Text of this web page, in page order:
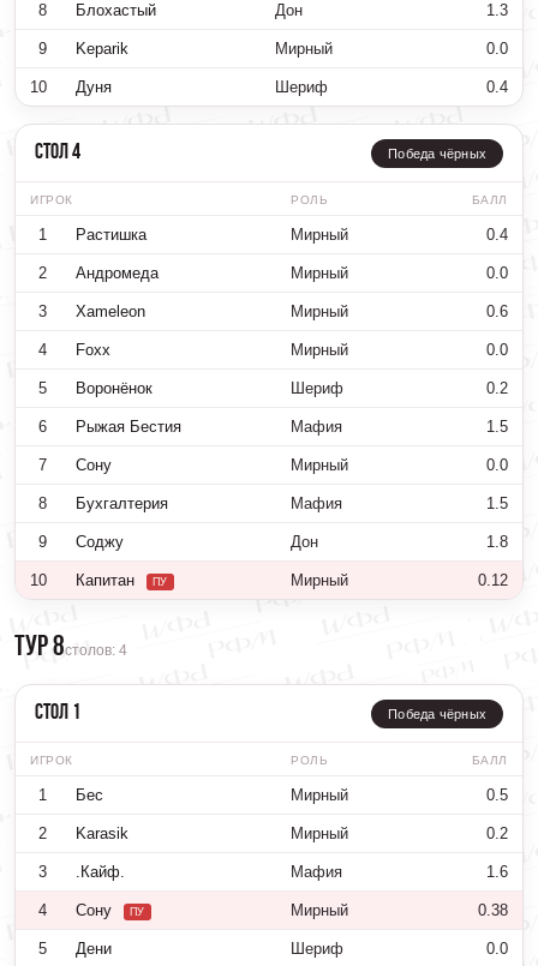
8 Блохастый Дон 1.3
9 Keparik Мирный 0.0
10 Дуня Шериф 0.4
Стол 4 Победа чёрных
ИГРОК РОЛЬ БАЛЛ
1 Растишка Мирный 0.4
2 Андромеда Мирный 0.0
3 Xameleon Мирный 0.6
4 Foxx Мирный 0.0
5 Воронёнок Шериф 0.2
6 Рыжая Бестия Мафия 1.5
7 Сону Мирный 0.0
8 Бухгалтерия Мафия 1.5
9 Соджу Дон 1.8
10 Капитан ПУ Мирный 0.12
Тур 8столов: 4
Стол 1 Победа чёрных
ИГРОК РОЛЬ БАЛЛ
1 Бес Мирный 0.5
2 Karasik Мирный 0.2
3 .Кайф. Мафия 1.6
4 Сону ПУ Мирный 0.38
5 Дени Шериф 0.0